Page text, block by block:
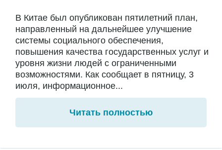
В Китае был опубликован пятилетний план,
направленный на дальнейшее улучшение
системы социального обеспечения,
повышения качества государственных услуг и
уровня жизни людей с ограниченными
возможностями. Как сообщает в пятницу, 3
июля, информационное...
Читать полностью